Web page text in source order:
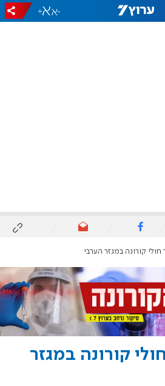
-
+
קורונה במגזר הערבי
קורונה במגזר